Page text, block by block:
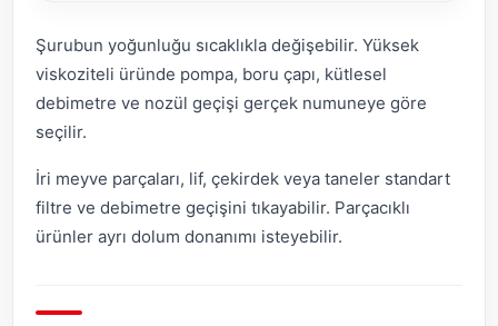
Şurubun yoğunluğu sıcaklıkla değişebilir. Yüksek
viskoziteli üründe pompa, boru çapı, kütlesel
debimetre ve nozül geçişi gerçek numuneye göre
seçilir.
İri meyve parçaları, lif, çekirdek veya taneler standart
filtre ve debimetre geçişini tıkayabilir. Parçacıklı
ürünler ayrı dolum donanımı isteyebilir.